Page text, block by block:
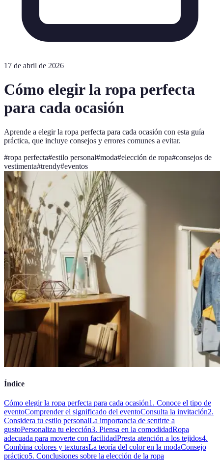
17 de abril de 2026
Cómo elegir la ropa perfecta
para cada ocasión
Aprende a elegir la ropa perfecta para cada ocasión con esta guía
práctica, que incluye consejos y errores comunes a evitar.
#ropa perfecta#estilo personal#moda#elección de ropa#consejos de
vestimenta#trendy#eventos
Índice
Cómo elegir la ropa perfecta para cada ocasión1. Conoce el tipo de
eventoComprender el significado del eventoConsulta la invitación2.
Considera tu estilo personalLa importancia de sentirte a
gustoPersonaliza tu elección3. Piensa en la comodidadRopa
adecuada para moverte con facilidadPresta atención a los tejidos4.
Combina colores y texturasLa teoría del color en la modaConsejo
práctico5. Conclusiones sobre la elección de la ropa